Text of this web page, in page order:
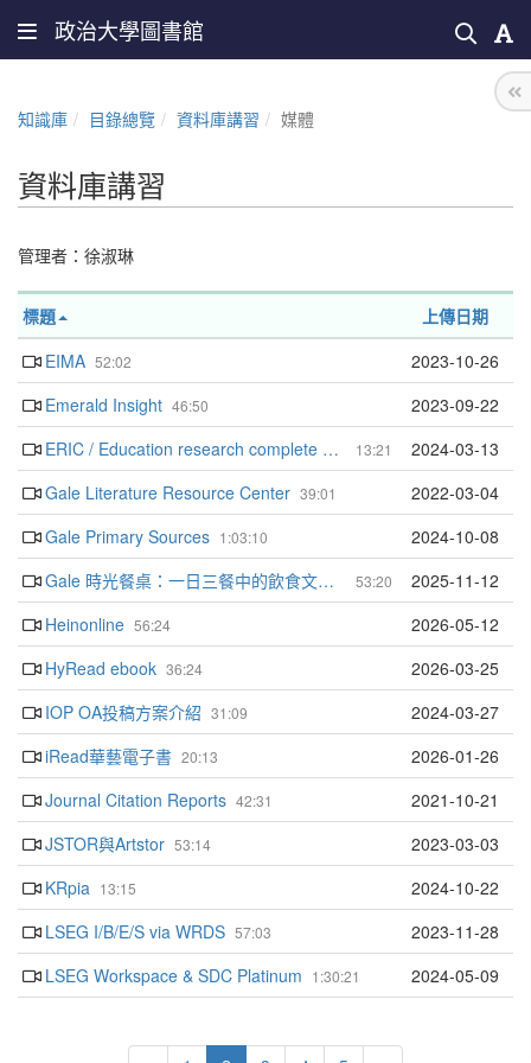
政治大學圖書館
知識庫 目錄總覽 資料庫講習 媒體
資料庫講習
管理者： 徐淑琳
標題 上傳日期
52:02
EIMA 2023-10-26
46:50
Emerald Insight 2023-09-22
13:21
ERIC / Education research complete via EBSCO 2024-03-13
39:01
Gale Literature Resource Center 2022-03-04
1:03:10
Gale Primary Sources 2024-10-08
53:20
Gale 時光餐桌：一日三餐中的飲食文化與歷史足跡 2025-11-12
56:24
Heinonline 2026-05-12
36:24
HyRead ebook 2026-03-25
31:09
IOP OA投稿方案介紹 2024-03-27
20:13
iRead華藝電子書 2026-01-26
42:31
Journal Citation Reports 2021-10-21
53:14
JSTOR與Artstor 2023-03-03
13:15
KRpia 2024-10-22
57:03
LSEG I/B/E/S via WRDS 2023-11-28
1:30:21
LSEG Workspace & SDC Platinum 2024-05-09